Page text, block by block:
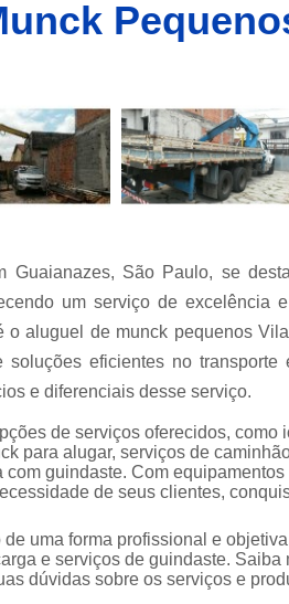
Empresa
de
Empresas
de
transportes
de
containers
de carga
Locação de
Locação de
de
caminhão
munck
para alugar
Muncks
para locar
Guaianazes, São Paulo, se
um serviço de excelência
o aluguel de munck pequenos
soluções eficientes no
e diferenciais desse serviço.
de serviços oferecidos,
para alugar, serviços de
guindaste. Com
de seus clientes,
uma forma profissional e
e serviços de guindaste.
dúvidas sobre os serviços e